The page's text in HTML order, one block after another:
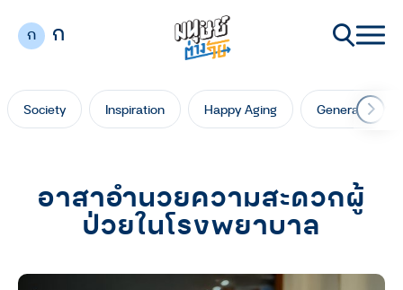
ก ก
Society Inspiration Happy Aging Generation
อาสาอำนวยความสะดวกผู้
ป่วยในโรงพยาบาล